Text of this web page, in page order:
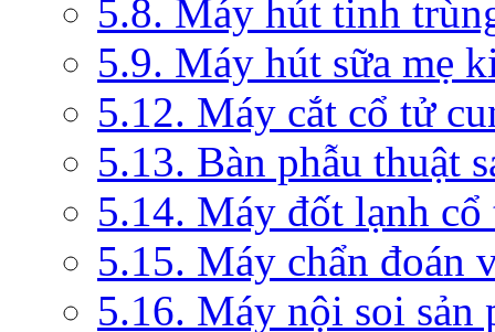
5.8. Máy hút tinh
5.9. Máy hút sữa mẹ
5.12. Máy cắt cổ tử
5.13. Bàn phẫu thuật
5.14. Máy đốt lạnh
5.15. Máy chẩn đoán
5.16. Máy nội soi sản